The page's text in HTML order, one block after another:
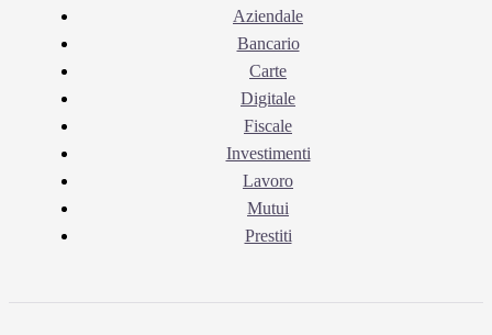
Aziendale
Bancario
Carte
Digitale
Fiscale
Investimenti
Lavoro
Mutui
Prestiti